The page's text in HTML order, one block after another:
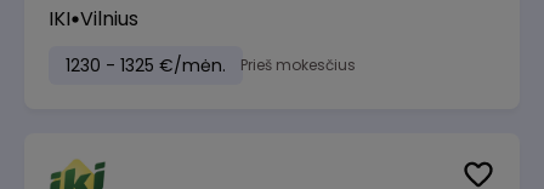
IKI Vilnius
1230 - 1325 €/mėn. Prieš mokesčius